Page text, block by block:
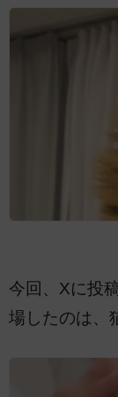
今回、Xに投
場したのは、